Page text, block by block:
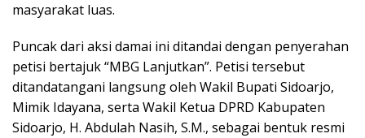
masyarakat luas.
Puncak dari aksi damai ini ditandai dengan penyerahan
petisi bertajuk “MBG Lanjutkan”. Petisi tersebut
ditandatangani langsung oleh Wakil Bupati Sidoarjo,
Mimik Idayana, serta Wakil Ketua DPRD Kabupaten
Sidoarjo, H. Abdulah Nasih, S.M., sebagai bentuk resmi